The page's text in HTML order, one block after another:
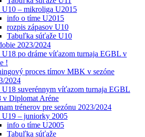
U10 – mikroliga U2015
info o tíme U2015
rozpis zápasov U10
Tabuľka súťaže U10
2023/2024
po dráme víťazom turnaja EGBL v
!
proces tímov MBK v sezóne
2024
suverénnym víťazom turnaja EGBL
v Diplomat Aréne
trénerov pre sezónu 2023/2024
U19 – juniorky 2005
info o tíme U2005
Tabuľka súťaže